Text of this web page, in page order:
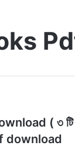
( ৩ টি
download